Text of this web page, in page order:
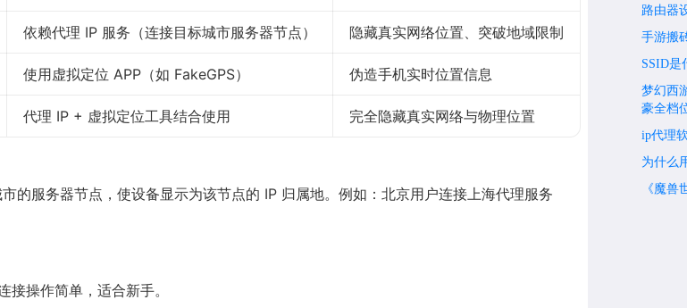
依赖代理 IP 服务（连接目标城市服务器节点） 隐藏真实网络位置、突破地域限制
使用虚拟定位 APP（如 FakeGPS） 伪造手机实时位置信息
代理 IP + 虚拟定位工具结合使用 完全隐藏真实网络与物理位置
的服务器节点，使设备显示为该节点的 IP 归属地。例如：北京用户连接上海代理服务
操作简单，适合新手。
路由器
手游搬
SSID是
梦幻西
豪全档
ip代理
为什么
《魔兽